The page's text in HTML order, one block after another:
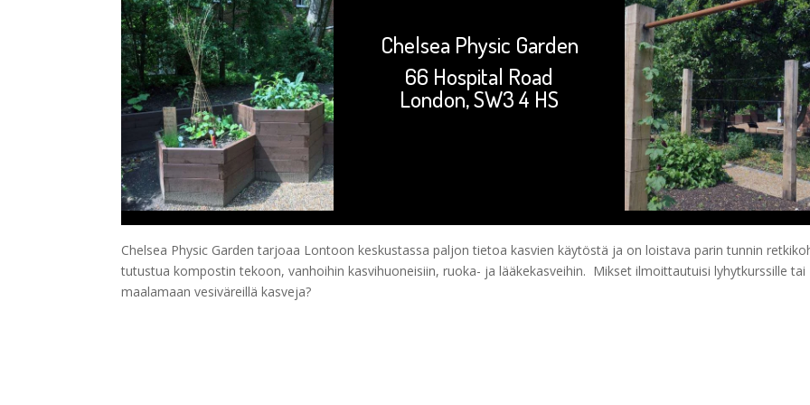
Chelsea Physic Garden
66 Hospital Road
London, SW3 4 HS
Chelsea Physic Garden tarjoaa Lontoon keskustassa paljon tietoa kasvien käytöstä ja on loistava parin tunnin
tutustua kompostin tekoon, vanhoihin kasvihuoneisiin, ruoka- ja lääkekasveihin. Mikset ilmoittautuisi lyhytkurssille tai
maalamaan vesiväreillä kasveja?